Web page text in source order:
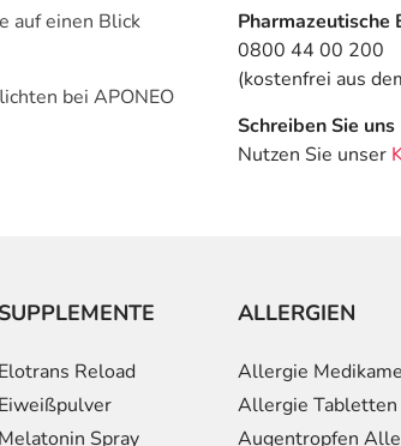
auf einen Blick
bei APONEO
Pharmazeutische
0800 44 00 200
(kostenfrei aus
Schreiben Sie uns
Nutzen Sie unser
SUPPLEMENTE
Elotrans Reload
Eiweißpulver
Melatonin Spray
ALLERGIEN
Allergie
Allergie Tabletten
Augentropfen